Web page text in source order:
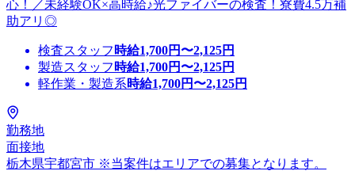
心！／未経験OK×高時給♪光ファイバーの検査！寮費4.5万補
助アリ◎
検査スタッフ 時給1,700円〜2,125円
製造スタッフ 時給1,700円〜2,125円
軽作業・製造系時給1,700円〜2,125円
勤務地
面接地
栃木県宇都宮市 ※当案件はエリアでの募集となります。